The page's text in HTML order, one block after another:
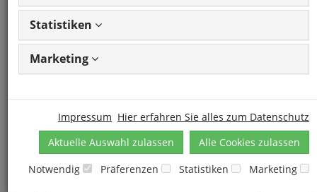
zum Produkt stellen
Statistiken
Marketing
Impressum Hier erfahren Sie alles zum Datenschutz
Aktuelle Auswahl zulassen
Alle Cookies zulassen
Notwendig
Präferenzen Statistiken Marketing